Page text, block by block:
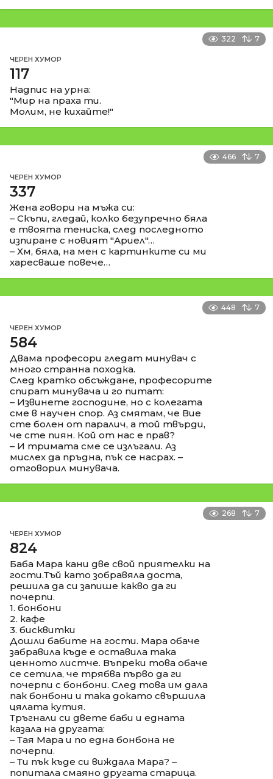
322 7
ЧЕРЕН ХУМОР
117
Надпис на урна:
"Мир на праха ти.
Молим, не кихайте!"
466 7
ЧЕРЕН ХУМОР
337
Жена говори на мъжа си:
– Скъпи, гледай, колко безупречно бяла
е твоята тениска, след последното
изпиране с новият "Ариел"…
– Хм, бяла, на мен с картинките си ми
харесваше повече…
448 7
ЧЕРЕН ХУМОР
584
Двама професори гледат минувач с
много странна походка.
След кратко обсъждане, професорите
спират минувача и го питат:
– Извинете господине, но с колегата
сме в научен спор. Аз смятам, че Вие
сте болен от паралич, а той твърди,
че сте пиян. Кой от нас е прав?
– И тримата сме се излъгали. Аз
мислех да пръдна, пък се насрах. –
отговорил минувача.
268 7
ЧЕРЕН ХУМОР
824
Баба Мара кани две свой приятелки на
гости.Тъй като зобравяла доста,
решила да си запише какво да ги
почерпи.
1. бонбони
2. кафе
3. бисквитки
Дошли бабите на гости. Мара обаче
забравила къде е оставила така
ценното листче. Въпреки това обаче
се сетила, че трябва първо да ги
почерпи с бонбони. След това им дала
пак бонбони и така докато свършила
цялата кутия.
Тръгнали си двете баби и едната
казала на другата:
– Тая Мара и по една бонбона не
почерпи.
– Ти пък къде си виждала Мара? –
попитала смаяно другата старица.